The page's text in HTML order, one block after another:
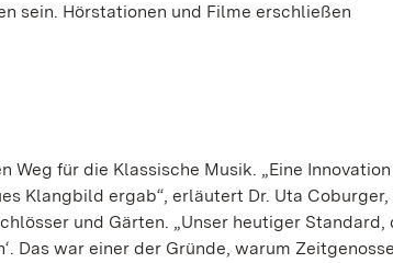
sein. Hörstationen und Filme erschließen
Weg für die Klassische Musik. „Eine Innovation
Klangbild ergab“, erläutert Dr. Uta Coburger,
und Gärten. „Unser heutiger Standard,
Das war einer der Gründe, warum